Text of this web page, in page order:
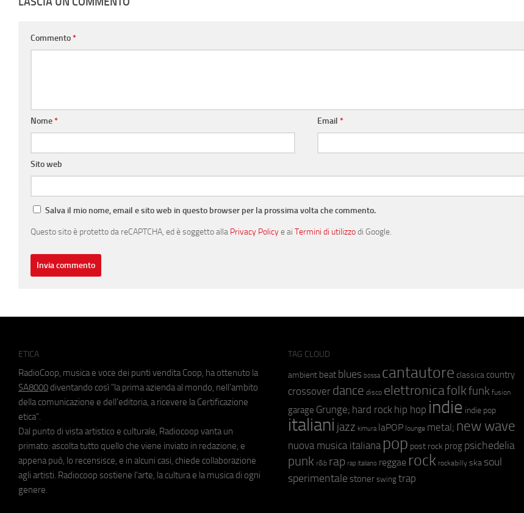
Commento*
Nome* Email*
Sito web
Salva il mio nome, email e sito web in questo browser per la prossima volta che commento.
Questo sito è protetto da reCAPTCHA, ed è soggetto alla Privacy Policye ai Termini di utilizzodi Google.
ETICA
RadioCoop, musica e voce dei punti vendita Coop, ha ottenuto la
SA8000 diventando così "la prima azienda al mondo, nell'ambito
della comunicazione e dell'editoria, a ricevere la Certificazione
etica".
Dal punto di vista artistico e culturale, Radiocoop vanta un
primato: ascolta tutto quello che viene inviato in redazione, e
appena può, lo recensisce, e in alcuni casi, chiede collaborazione
agli artisti. Radiocoop sostiene l'arte, la cultura e la musica di ogni
genere.
TAG CLOUD
ambient beat blues bossa cantautore classica country
crossover dance disco elettronicafolkfunk fusion
garage Grunge; hard rock hip hop indie indie pop
italiani jazz kimura laPOP lounge metal; new wave
nuova musica italiana pop post rock prog psichedelia
punk r&b rap rap italiano reggae rock rockabilly ska soul
sperimentale stoner swing trap